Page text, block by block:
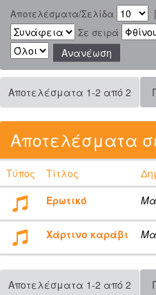
Αποτελέσματα/Σελίδα |
Σε σειρά
Αποτελέσματα 1-2 από 2
Αποτελέσματα
Τύπος Τίτλος
Ερωτικό
Χάρτινο καράβι
Αποτελέσματα 1-2 από 2